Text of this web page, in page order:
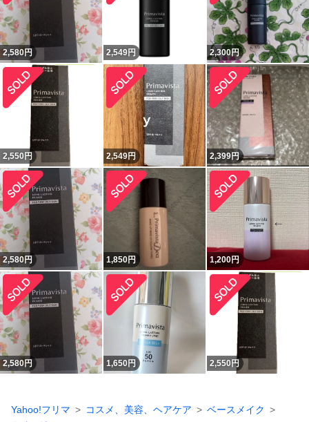
2,580円 2,549円 2,300円
2,550 円 2,549円 2,399円
2,580円 1,850円 1,200円
2,580円 1,650円 2,550 円
Yahoo!フリマ コスメ、美容、ヘアケア
ベースメイク